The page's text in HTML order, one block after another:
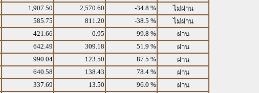
1,907.50 2,570.60 -34.8 %
ไม่ผ่าน
585.75 811.20 -38.5 %
ไม่ผ่าน
421.66 0.95 99.8 %
ผ่าน
642.49 309.18 51.9 %
ผ่าน
990.04 123.50 87.5 %
ผ่าน
640.58 138.43 78.4 %
ผ่าน
337.69 13.50 96.0 %
ผ่าน